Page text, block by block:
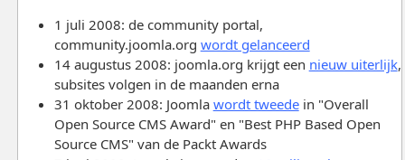
1 juli 2008: de community portal,
community.joomla.org wordt gelanceerd
14 augustus 2008: joomla.org krijgt een nieuw uiterlijk,
subsites volgen in de maanden erna
31 oktober 2008: Joomla wordt tweedein "Overall
Open Source CMS Award" en "Best PHP Based Open
Source CMS" van de Packt Awards